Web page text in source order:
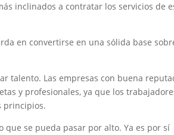
inclinados a contratar los servicios de
en convertirse en una sólida base
talento. Las empresas con buena
y profesionales, ya que los
principios.
se pueda pasar por alto. Ya es por sí